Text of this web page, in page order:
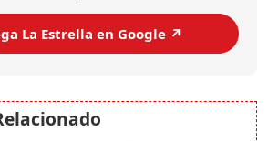
La Estrella en Google ↗️